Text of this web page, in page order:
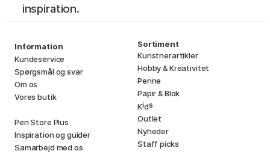
inspiration.
Information
Kundeservice
Spørgsmål og svar
Om os
Vores butik
Pen Store Plus
Inspiration og guider
Samarbejd med os
Sortiment
Kunstnerartikler
Hobby & Kreativitet
Penne
Papir & Blok
Kids
Outlet
Nyheder
Staff picks